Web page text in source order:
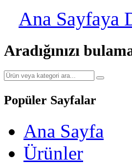
Ana Sayfaya
Aradığınızı
Popüler Sayfalar
Ana Sayfa
Ürünler